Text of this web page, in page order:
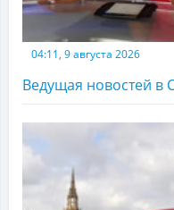
04:11, 9 августа 2026
Ведущая новостей